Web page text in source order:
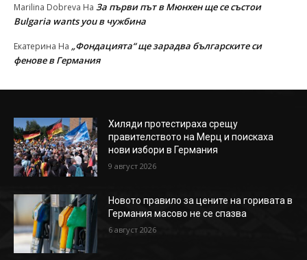
Marilina Dobreva На За първи път в Мюнхен ще се състои
Bulgaria wants you в чужбина
Екатерина На „Фондацията“ ще зарадва българските си
фенове в Германия
Хиляди протестираха срещу
правителството на Мерц и поискаха
нови избори в Германия
9 август 2026
Новото правило за цените на горивата в
Германия масово не се спазва
6 август 2026